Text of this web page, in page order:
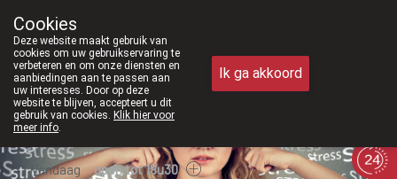
011/610300
Vandaag open tot 18u30
Cookies
Deze website maakt gebruik van
cookies om uw gebruikservaring te
verbeteren en om onze diensten en
aanbiedingen aan te passen aan
uw interesses. Door op deze
website te blijven, accepteert u dit
gebruik van cookies. Klik hier voor
meer info.
Ik ga akkoord